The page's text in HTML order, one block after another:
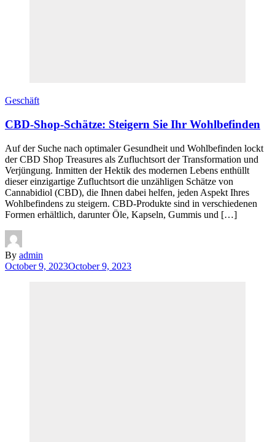
Geschäft
CBD-Shop-Schätze: Steigern Sie Ihr Wohlbefinden
Auf der Suche nach optimaler Gesundheit und Wohlbefinden lockt
der CBD Shop Treasures als Zufluchtsort der Transformation und
Verjüngung. Inmitten der Hektik des modernen Lebens enthüllt
dieser einzigartige Zufluchtsort die unzähligen Schätze von
Cannabidiol (CBD), die Ihnen dabei helfen, jeden Aspekt Ihres
Wohlbefindens zu steigern. CBD-Produkte sind in verschiedenen
Formen erhältlich, darunter Öle, Kapseln, Gummis und […]
By admin
October 9, 2023October 9, 2023